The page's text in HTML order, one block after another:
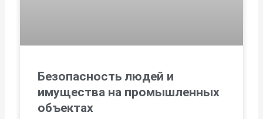
Безопасность людей и
имущества на промышленных
объектах